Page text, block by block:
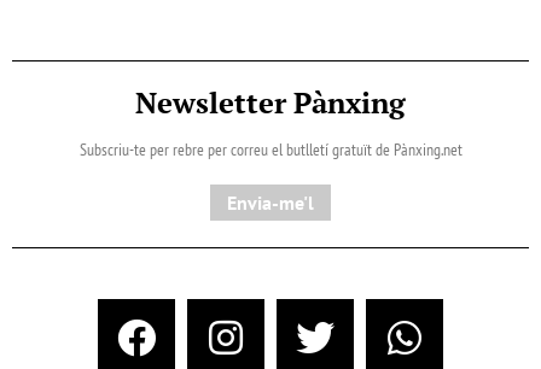
Newsletter Pànxing
Subscriu-te per rebre per correu el butlletí gratuït de Pànxing.net​
Envia-me'l